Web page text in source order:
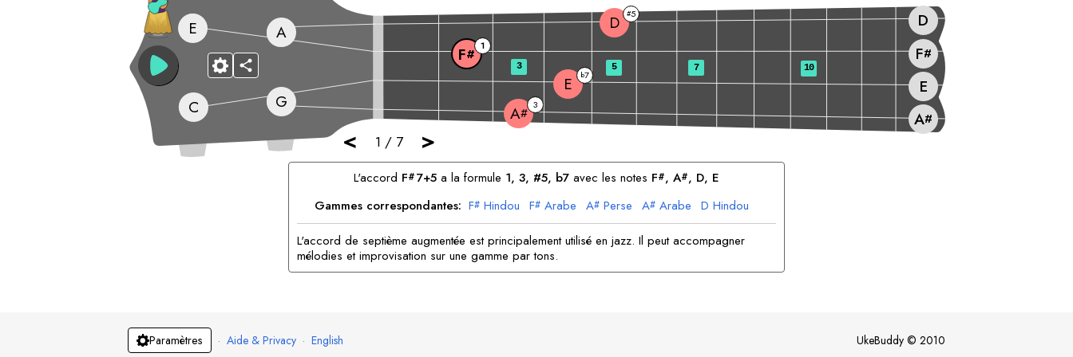
< 1 / 7 >
G
A# 3
A#
C
E b7
E
E
F# 1 F#
A D #5 D
3 5 7 10
L'accord F#7+5a la formule 1, 3, #5, b7avec les notes F#, A#, D, E
Gammes correspondantes: F# Hindou F# Arabe A# Perse A# Arabe D Hindou
D Arabe E Arabe E Bohémien
L'accord de septième augmentée est principalement utilisé en jazz. Il peut accompagner
mélodies et improvisation sur une gamme par tons.
Paramètres · Aide & Privacy · English UkeBuddy © 2010